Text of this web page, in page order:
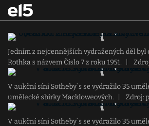
Jedním z nejcennějších vydražených děl byl
Rothka s názvem Číslo 7 z roku 1951.
V aukční síni Sotheby`s se vydražilo 35
umělecké sbírky Mackloweových.
Zdroj:
V aukční síni Sotheby`s se vydražilo 35